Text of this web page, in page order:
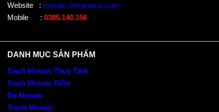
Website
: mosaic.vinceramic.com
Mobile
: 0385.140.156
DANH MỤC SẢN PHẨM
Gạch Mosaic Thuỷ Tinh
Gạch Mosaic Gốm
Đá Mosaic
Tranh Mosaic